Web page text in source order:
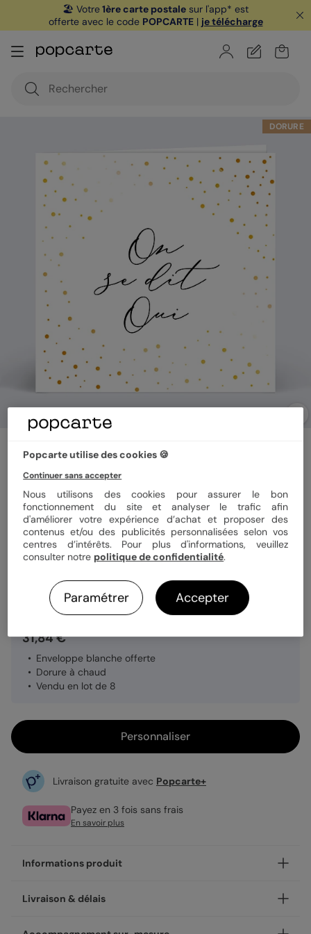
🏖️ Votre1ère carte postale sur l'app* est
offerte avec le code POPCARTE| je télécharge
DORURE
Dorure Oui
5(2avis)
Format 14x14 cm plié
Quantité 8 cartes
31,84 €
Enveloppe blanche offerte
Dorure à chaud
Vendu en lot de 8
Personnaliser
Livraison gratuite avec Popcarte+
Payez en 3 fois sans frais
En savoir plus
Informations produit
Notre finition dorée sur le modèle Dorure Oui apporte
Livraison & délais
Popcarte utilise des cookies 🍪
Continuer sans accepter
Nous utilisons des cookies pour assurer le bon
fonctionnement du site et analyser le trafic afin
d'améliorer votre expérience d’achat et proposer des
contenus et/ou des publicités personnalisées selon vos
centres d’intérêts. Pour plus d'informations, veuillez
consulter notre politique de confidentialité.
Paramétrer Accepter